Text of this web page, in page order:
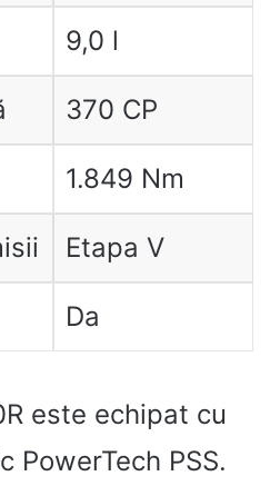
9,0 l
370 CP
1.849 Nm
Etapa V
Da
este echipat cu
PowerTech PSS.